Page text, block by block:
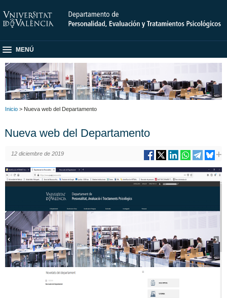
MENÚ
Inicio > Nueva web del Departamento
Nueva web del Departamento
12 diciembre de 2019